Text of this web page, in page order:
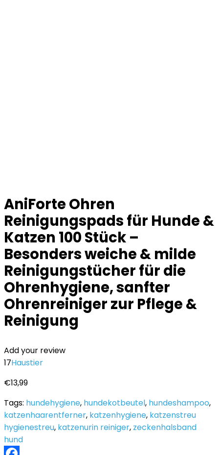
AniForte Ohren
Reinigungspads für Hunde &
Katzen 100 Stück –
Besonders weiche & milde
Reinigungstücher für die
Ohrenhygiene, sanfter
Ohrenreiniger zur Pflege &
Reinigung
Add your review
17Haustier
€13,99
Tags: hundehygiene, hundekotbeutel, hundeshampoo,
katzenhaarentferner, katzenhygiene, katzenstreu
hygienestreu, katzenurin reiniger, zeckenhalsband
hund